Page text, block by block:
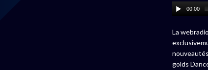
00:00
La
golds